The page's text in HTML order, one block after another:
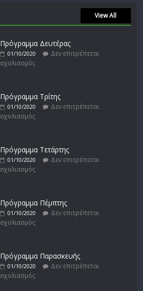
View All
Πρόγραμμα Δευτέρας
01/10/2020
Δεν επιτρέπεται
σχολιασμός
Πρόγραμμα Τρίτης
01/10/2020
Δεν επιτρέπεται
σχολιασμός
Πρόγραμμα Τετάρτης
01/10/2020
Δεν επιτρέπεται
σχολιασμός
Πρόγραμμα Πέμπτης
01/10/2020
Δεν επιτρέπεται
σχολιασμός
Πρόγραμμα Παρασκευής
01/10/2020
Δεν επιτρέπεται
σχολιασμός